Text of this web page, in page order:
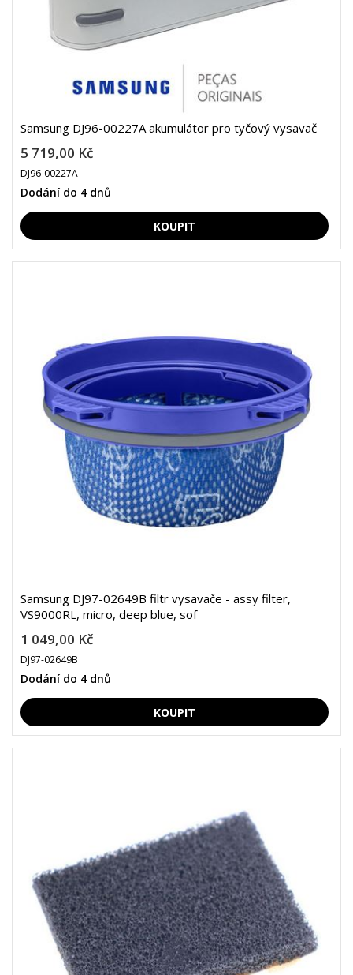
Samsung DJ96-00227A akumulátor pro tyčový vysavač
5 719,00 Kč
DJ96-00227A
Dodání do 4 dnů
Samsung DJ97-02649B filtr vysavače - assy filter,
VS9000RL, micro, deep blue, sof
1 049,00 Kč
DJ97-02649B
Dodání do 4 dnů